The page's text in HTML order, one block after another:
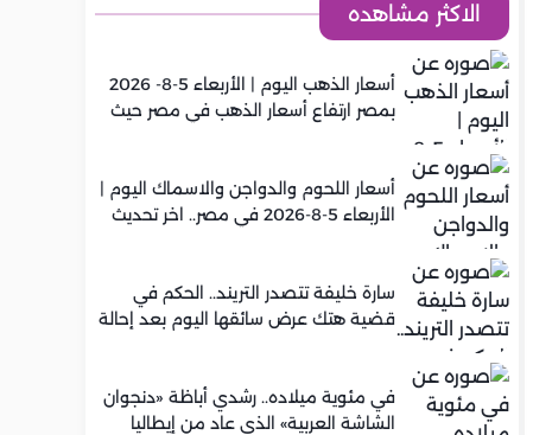
الاكثر مشاهده
أسعار الذهب اليوم | الأربعاء 5-8- 2026
بمصر ارتفاع أسعار الذهب في مصر حيث
أسعار اللحوم والدواجن والاسماك اليوم |
الأربعاء 5-8-2026 في مصر.. اخر تحديث
سارة خليفة تتصدر التريند.. الحكم في
قضية هتك عرض سائقها اليوم بعد إحالة
في مئوية ميلاده.. رشدي أباظة «دنجوان
الشاشة العربية» الذي عاد من إيطاليا